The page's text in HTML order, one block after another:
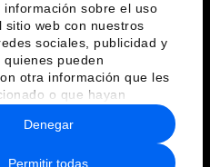
información sobre el uso
sitio web con nuestros
sociales, publicidad y
quienes pueden
otra información que les
o que hayan
del uso que haya
servicios.
Permitir todas
Denegar
y normas de uso